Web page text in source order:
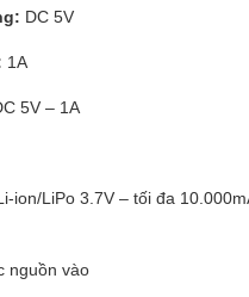
DC 5V
1A
5V – 1A
ion/LiPo 3.7V – tối đa
nguồn vào